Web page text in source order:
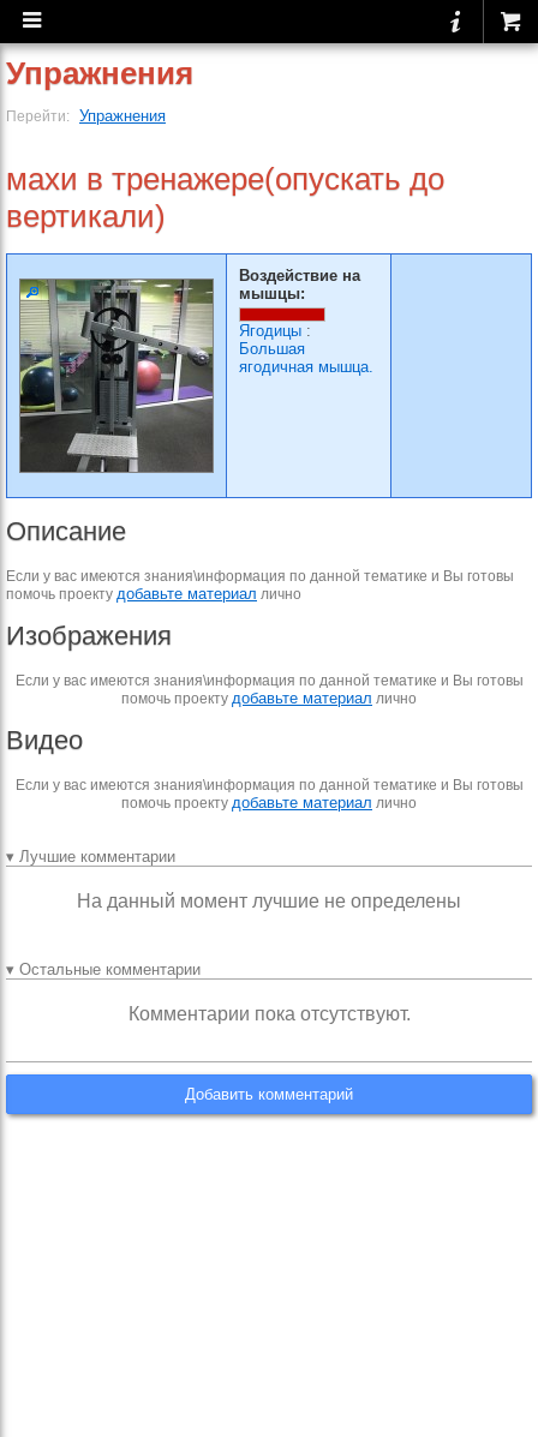
Упражнения
Перейти: Упражнения
махи в тренажере(опускать до
вертикали)
Воздействие на
мышцы:
Ягодицы :
Большая
ягодичная мышца.
Описание
Если у вас имеются знания\информация по данной тематике и Вы готовы
помочь проекту добавьте материал лично
Изображения
Если у вас имеются знания\информация по данной тематике и Вы готовы
помочь проекту добавьте материал лично
Видео
Если у вас имеются знания\информация по данной тематике и Вы готовы
помочь проекту добавьте материал лично
▾ Лучшие комментарии
На данный момент лучшие не определены
▾ Остальные комментарии
Комментарии пока отсутствуют.
Добавить комментарий